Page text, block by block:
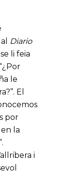
Diario
li feia
le
El
por
la
i